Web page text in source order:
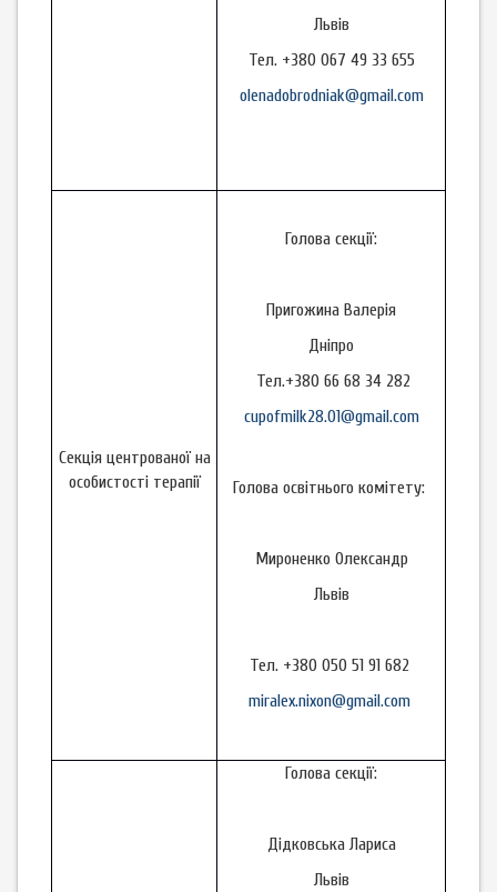
Львів
Тел. +380 067 49 33 655
olenadobrodniak@gmail.com
Секція центрованої на
особистості терапії
Голова секції:
Пригожина Валерія
Дніпро
Тел.+380 66 68 34 282
cupofmilk28.01@gmail.com
Голова освітнього комітету:
Мироненко Олександр
Львів
Тел. +380 050 51 91 682
miralex.nixon@gmail.com
Голова секції:
Дідковська Лариса
Львів